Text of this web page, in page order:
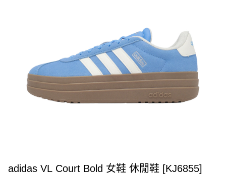
adidas VL Court Bold 女鞋 休閒鞋 [KJ6855]